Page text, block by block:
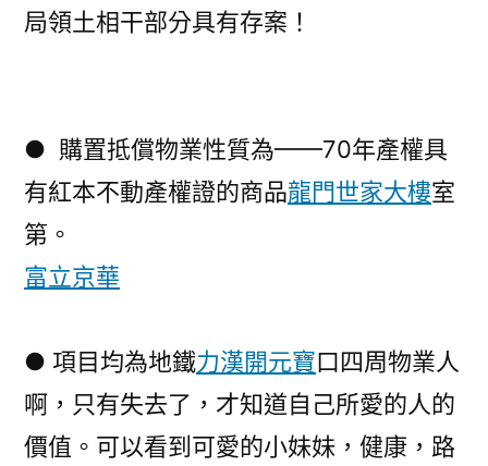
局領土相干部分具有存案！
● 購置抵償物業性質為——70年產權具
有紅本不動產權證的商品龍門世家大樓室
第。
富立京華
● 項目均為地鐵力漢開元寶口四周物業人
啊，只有失去了，才知道自己所愛的人的
價值。可以看到可愛的小妹妹，健康，路